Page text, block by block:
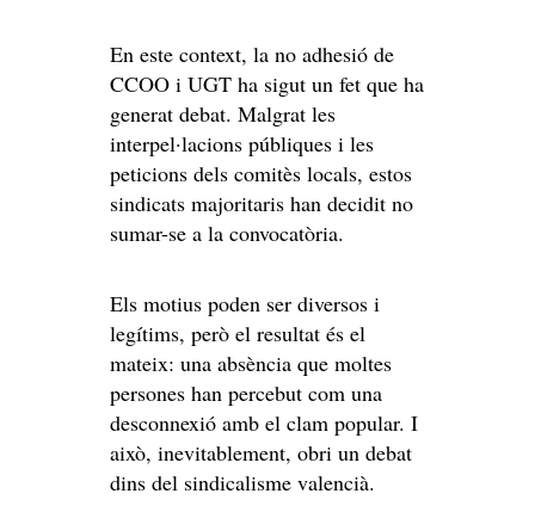
En este context, la no adhesió de
CCOO i UGT ha sigut un fet que ha
generat debat. Malgrat les
interpel·lacions públiques i les
peticions dels comitès locals, estos
sindicats majoritaris han decidit no
sumar-se a la convocatòria.
Els motius poden ser diversos i
legítims, però el resultat és el
mateix: una absència que moltes
persones han percebut com una
desconnexió amb el clam popular. I
això, inevitablement, obri un debat
dins del sindicalisme valencià.